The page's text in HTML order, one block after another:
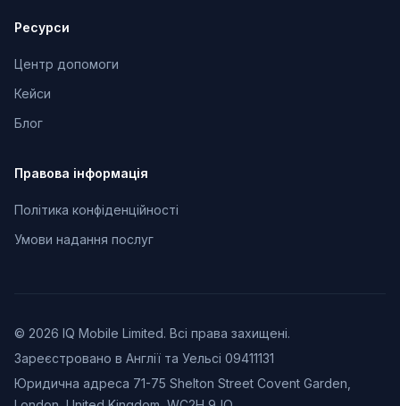
Ресурси
Центр допомоги
Кейси
Блог
Правова інформація
Політика конфіденційності
Умови надання послуг
© 2026 IQ Mobile Limited. Всі права захищені.
Зареєстровано в Англії та Уельсі 09411131
Юридична адреса 71-75 Shelton Street Covent Garden,